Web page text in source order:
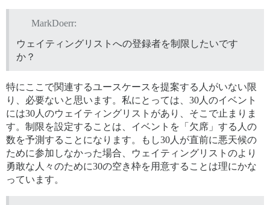
MarkDoerr:
ウェイティングリストへの登録者を制限したいです
か？
特にここで関連するユースケースを提案する人がいない限
り、必要ないと思います。私にとっては、30人のイベント
には30人のウェイティングリストがあり、そこで止まりま
す。制限を設定することは、イベントを「欠席」する人の
数を予測することになります。もし30人が直前に悪天候の
ために参加しなかった場合、ウェイティングリストのより
勇敢な人々のために30の空き枠を用意することは理にかな
っています。